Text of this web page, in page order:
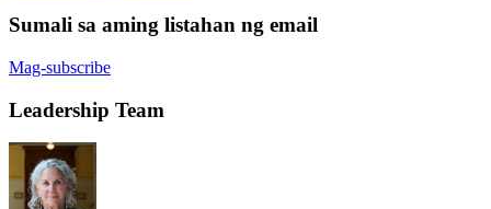
Sumali sa aming listahan ng email
Mag-subscribe
Leadership Team